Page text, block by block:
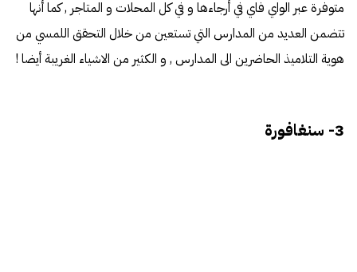
متوفرة عبر الواي فاي في أرجاءها و في كل المحلات و المتاجر , كما أنها
تتضمن العديد من المدارس التي تستعين من خلال التحقق اللمسي من
هوية التلاميذ الحاضرين الى المدارس , و الكثير من الاشياء الغريبة أيضا !
3- سنغافورة